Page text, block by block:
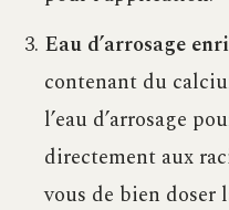
Eau d’arrosage
contenant du
l’eau d’arrosage
directement aux
vous de bien doser